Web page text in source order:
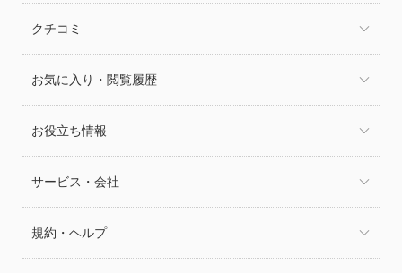
クチコミ
お気に入り・閲覧履歴
お役立ち情報
サービス・会社
規約・ヘルプ